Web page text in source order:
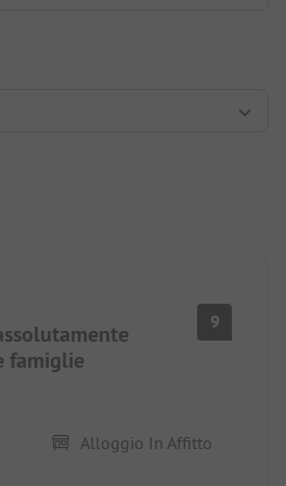
famiglie
9
Alloggio In Affitto